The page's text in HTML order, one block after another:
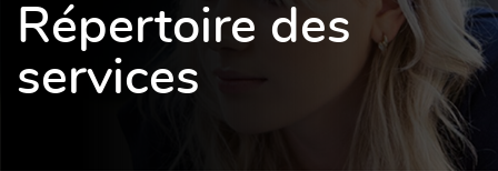
Répertoire des
services